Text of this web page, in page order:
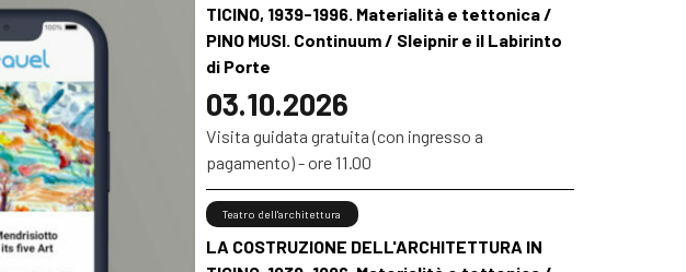
TICINO, 1939-1996. Materialità e tettonica /
PINO MUSI. Continuum / Sleipnir e il Labirinto
di Porte
03.10.2026
Visita guidata gratuita (con ingresso a
pagamento) - ore 11.00
LA COSTRUZIONE DELL'ARCHITETTURA IN
Teatro dell'architettura